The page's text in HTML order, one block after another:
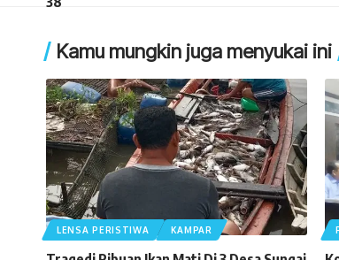
Kamu mungkin juga menyukai ini
LENSA PERISTIWA KAMPAR